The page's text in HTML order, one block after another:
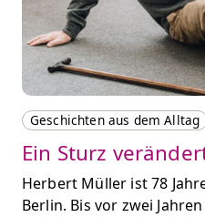
Geschichten aus dem Alltag
Ein Sturz
Herbert Müller ist 78
Berlin. Bis vor zwei